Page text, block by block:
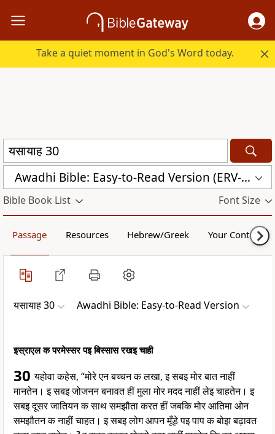
Take a quiet moment in God's Word today.
Awadhi Bible: Easy-to-Read Version (ERV-AWA)
Bible Book List Font Size
Passage Resources Hebrew/Greek Your Content
यसायाह 30 Awadhi Bible: Easy-to-Read Version
इस्राएल क परमेस्सर पइ बिस्सास रखइ चाही
30यहोवा कहेस, “मोरे एन बच्चन क लखा, इ सबइ मोर बात नाहीं
मानतेन। इ सबइ जोजनन बनावत हीं मुला मोर मदद नाहीं लेइ चाहतेन। इ
सबइ दूसर जातियन क साथ समझौता करत हीं जबकि मोर आतिमा ओन
समझौतन क नाहीं चाहत। इ सबइ लोग आपन मूँड़े पइ पाप क बोझ बढ़ावत